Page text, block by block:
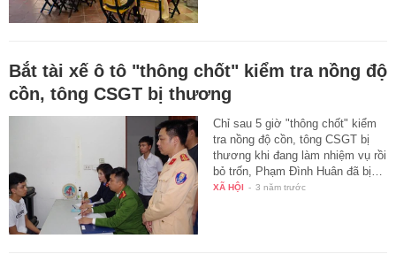
Bắt tài xế ô tô "thông chốt" kiểm tra nồng độ
cồn, tông CSGT bị thương
Chỉ sau 5 giờ "thông chốt" kiểm
tra nồng độ cồn, tông CSGT bị
thương khi đang làm nhiệm vụ rồi
bỏ trốn, Phạm Đình Huân đã bị…
XÃ HỘI - 3 năm trước